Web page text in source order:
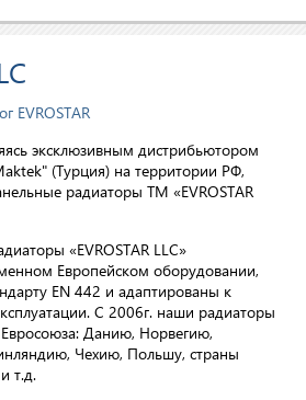
EVROSTAR
эксклюзивным дистрибьютором
(Турция) на территории РФ,
радиаторы ТМ «EVROSTAR
«EVROSTAR LLC»
Европейском оборудовании,
EN 442 и адаптированы к
С 2006г. наши радиаторы
Евросоюза: Данию, Норвегию,
Чехию, Польшу, страны
т.д.